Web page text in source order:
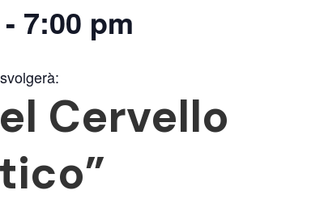
- 7:00 pm
Cervello